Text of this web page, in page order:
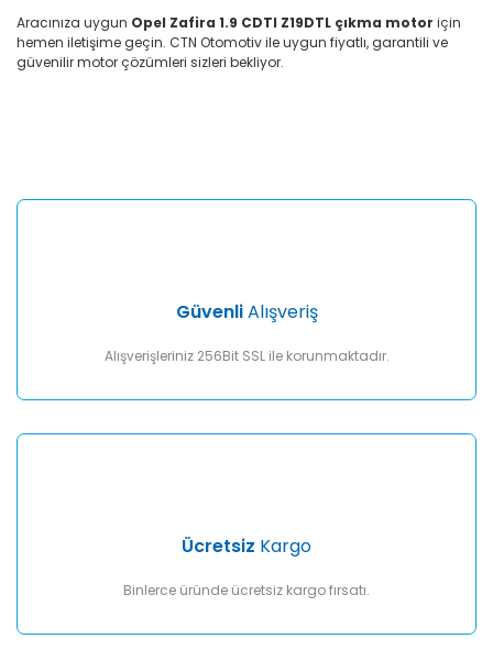
Aracınıza uygun Opel Zafira 1.9 CDTI Z19DTL çıkma motor için
hemen iletişime geçin. CTN Otomotiv ile uygun fiyatlı, garantili ve
güvenilir motor çözümleri sizleri bekliyor.
Yorum Yaz
Ürün fiyatı diğer sitelerden daha pahalı.
GüvenliAlışveriş
Alışverişleriniz 256Bit SSL ile korunmaktadır.
Ücretsiz Kargo
Binlerce üründe ücretsiz kargo fırsatı.